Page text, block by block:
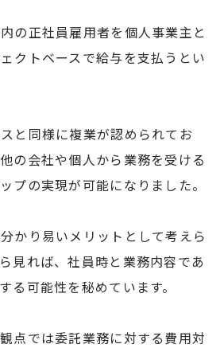
の正社員雇用者を個人事業主と
クトベースで給与を支払うとい
と同様に複業が認められてお
の会社や個人から業務を受ける
プの実現が可能になりました。
かり易いメリットとして考えら
見れば、社員時と業務内容であ
る可能性を秘めています。
点では委託業務に対する費用対